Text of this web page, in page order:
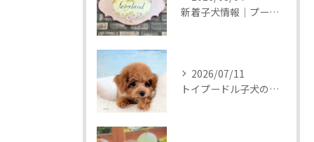
新着子犬情報｜プードル＆ビションプーの募集をまとめて開始しました
2026/07/11
トイプードル子犬の巣立ち｜トリミングの日に見つけたご縁